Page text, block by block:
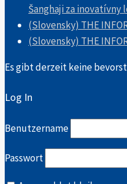
Šanghaji za inovatívny
(Slovensky) THE
(Slovensky) THE
Es gibt derzeit keine
Log In
Benutzername
Passwort